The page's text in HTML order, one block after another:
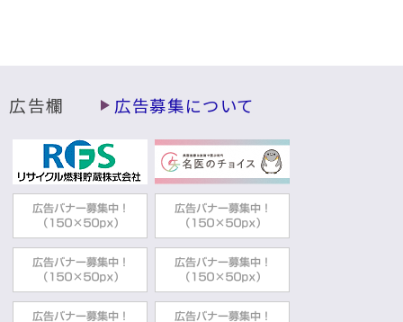
災害時の避難場所
総務部防災安全課
2026年04月21日 防災
令和8年4月20日三陸沖地震に係るむつ市災
害対策本部
総務部防災安全課
2025年12月11日 防災情報の入手
防災行政無線テレホンガイドについて
総務部防災安全課
広告欄 広告募集について